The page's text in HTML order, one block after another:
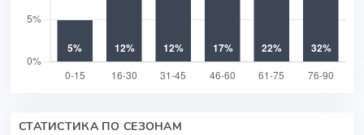
СТАТИСТИКА ПО СЕЗОНАМ